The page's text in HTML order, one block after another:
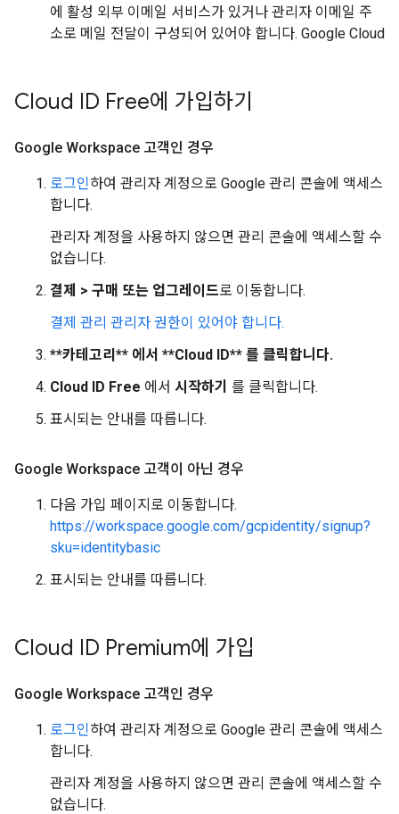
에 활성 외부 이메일 서비스가 있거나 관리자 이메일 주
소로 메일 전달이 구성되어 있어야 합니다. Google Cloud
Cloud ID Free에 가입하기
Google Workspace 고객인 경우
로그인하여 관리자 계정으로 Google 관리 콘솔에 액세스
합니다.
관리자 계정을 사용하지 않으면 관리 콘솔에 액세스할 수
없습니다.
결제 > 구매 또는 업그레이드로 이동합니다.
결제 관리 관리자 권한이 있어야 합니다.
**카테고리** 에서 **Cloud ID** 를 클릭합니다.
Cloud ID Free 에서 시작하기 를 클릭합니다.
표시되는 안내를 따릅니다.
Google Workspace 고객이 아닌 경우
다음 가입 페이지로 이동합니다.
https://workspace.google.com/gcpidentity/signup?
sku=identitybasic
표시되는 안내를 따릅니다.
Cloud ID Premium에 가입
Google Workspace 고객인 경우
로그인하여 관리자 계정으로 Google 관리 콘솔에 액세스
합니다.
관리자 계정을 사용하지 않으면 관리 콘솔에 액세스할 수
없습니다.